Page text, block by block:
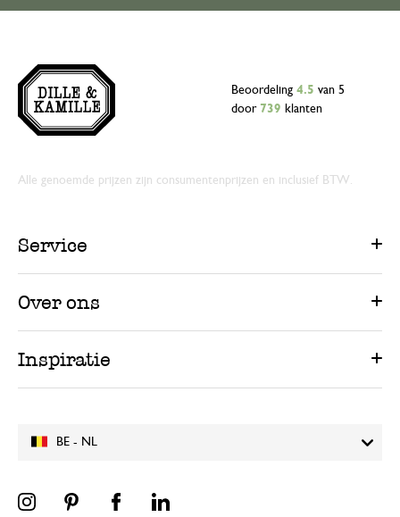
BE - NL
Beoordeling 4.5 van 5
door 739 klanten
Alle genoemde prijzen zijn consumentenprijzen en inclusief BTW.
Service
Over ons
Inspiratie